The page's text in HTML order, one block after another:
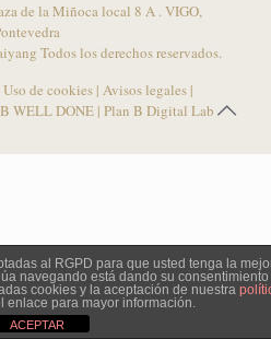
de la Miñoca local 8 A . VIGO,
Todos los derechos reservados.
de cookies | Avisos legales |
WELL DONE | Plan B Digital Lab
al RGPD para que usted tenga la
navegando está dando su consentimiento
cookies y la aceptación de nuestra
enlace para mayor información.
ACEPTAR